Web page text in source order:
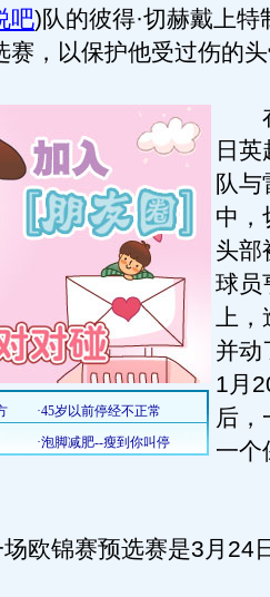
吧)队的彼得·切赫戴上
赛，以保护他受过伤的
在
日
队
中，
头部
球员
上，
并动
1月
后，
一个
锦赛预选赛是3月24